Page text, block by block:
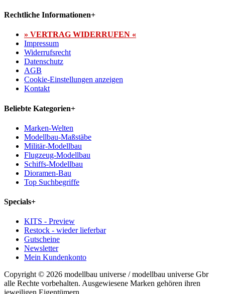
Rechtliche Informationen+
» VERTRAG WIDERRUFEN «
Impressum
Widerrufsrecht
Datenschutz
AGB
Cookie-Einstellungen anzeigen
Kontakt
Beliebte Kategorien+
Marken-Welten
Modellbau-Maßstäbe
Militär-Modellbau
Flugzeug-Modellbau
Schiffs-Modellbau
Dioramen-Bau
Top Suchbegriffe
Specials+
KITS - Preview
Restock - wieder lieferbar
Gutscheine
Newsletter
Mein Kundenkonto
Copyright © 2026 modellbau universe / modellbau universe Gbr
alle Rechte vorbehalten. Ausgewiesene Marken gehören ihren